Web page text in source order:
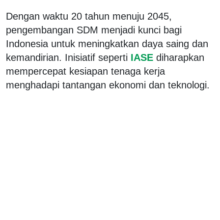
Dengan waktu 20 tahun menuju 2045,
pengembangan SDM menjadi kunci bagi
Indonesia untuk meningkatkan daya saing dan
kemandirian. Inisiatif seperti IASE diharapkan
mempercepat kesiapan tenaga kerja
menghadapi tantangan ekonomi dan teknologi.